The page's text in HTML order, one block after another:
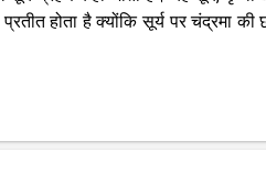
होता है क्योंकि सूर्य पर चंद्रमा की